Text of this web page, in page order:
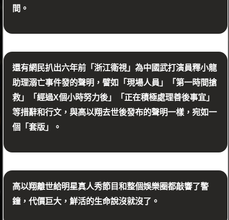
間。
還有網民扒出六年前「浙江衛視」為中國武打演員釋小龍
助理溺亡事件發的聲明，譬如「現場人員」「第一時間搶
救」「經過X個小時努力後」「正在積極處理善後事宜」
等措辭和行文，與高以翔去世後發布的聲明一樣，宛如一
個「套版」。
高以翔離世給明星真人秀節目和整個娛樂圈都敲響了警
鐘，代價巨大，鮮活的生命說沒就沒了。